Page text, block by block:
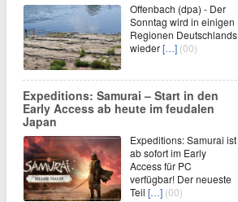
Offenbach (dpa) - Der
Sonntag wird in einigen
Regionen Deutschlands
wieder[…] (00)
Expeditions: Samurai – Start in den
Early Access ab heute im feudalen
Japan
Expeditions: Samurai ist
ab sofort im Early
Access für PC
verfügbar! Der neueste
Teil […] (00)